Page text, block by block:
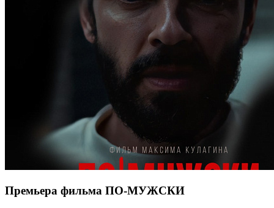
Премьера фильма ПО-МУЖСКИ